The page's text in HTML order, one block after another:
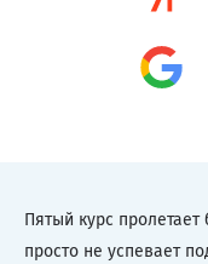
Пятый курс
просто не успевает